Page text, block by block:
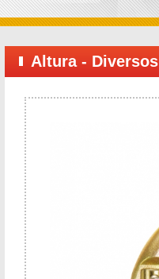
Altura - Diversos